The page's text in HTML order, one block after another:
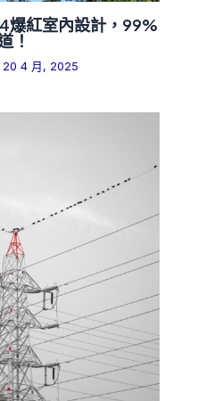
爆紅室內設計，99%
！
20 4 月, 2025